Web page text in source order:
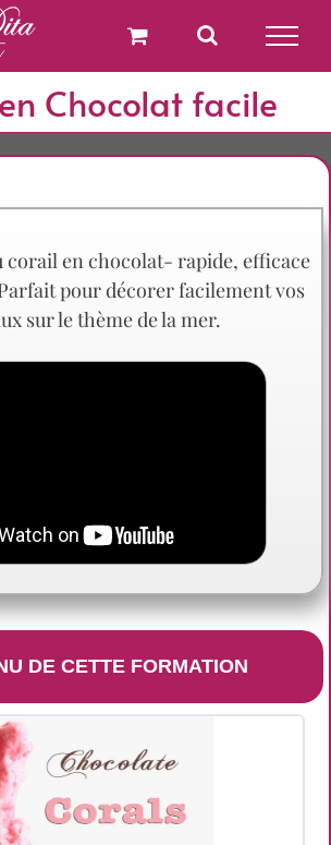
Chocolat facile
corail en chocolat- rapide, efficace
pour décorer facilement vos
sur le thème de la mer.
DE CETTE FORMATION